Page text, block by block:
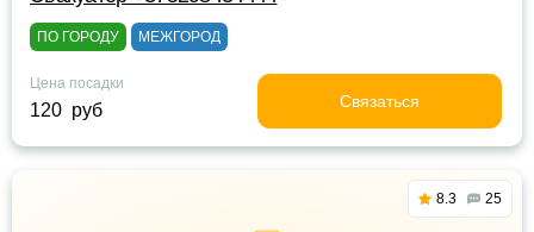
ПО ГОРОДУ МЕЖГОРОД
Цена посадки
120 руб Связаться
8.3 25